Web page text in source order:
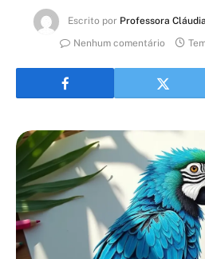
Escrito por Professora
Nenhum comentário